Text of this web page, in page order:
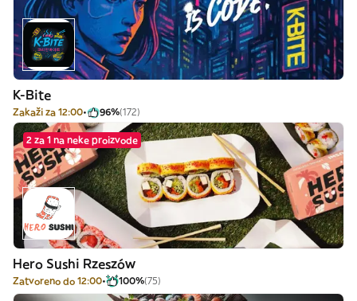
K-Bite
Zakaži za 12:00 96%(172)
2 za 1 na neke proizvode
Hero Sushi Rzeszów
Zatvoreno do 12:00 100%(75)